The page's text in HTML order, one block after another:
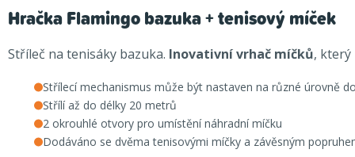
Hračka Flamingo bazuka + tenisový míček
Stříleč na tenisáky bazuka. Inovativní vrhač míčků,
Střílecí mechanismus může být nastaven na různé úrovně
Střílí až do délky 20 metrů
2 okrouhlé otvory pro umístění náhradní míčku
Dodáváno se dvěma tenisovými míčky a závěsným